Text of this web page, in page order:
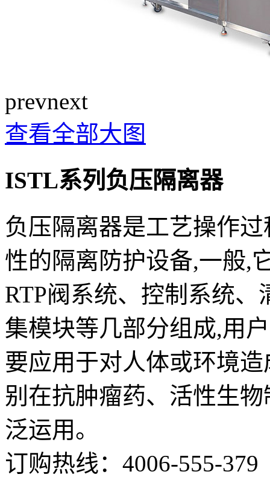
prevnext
查看全部大图
ISTL系列负压隔离器
负压隔离器是工艺操作
性的隔离防护设备,一般,
RTP阀系统、控制系统
集模块等几部分组成,用
要应用于对人体或环境
别在抗肿瘤药、活性生
泛运用。
订购热线： 4006-555-379